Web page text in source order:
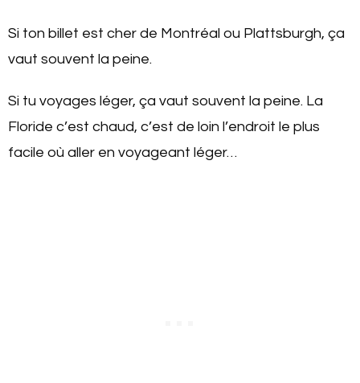
Si ton billet est cher de Montréal ou Plattsburgh, ça
vaut souvent la peine.
Si tu voyages léger, ça vaut souvent la peine. La
Floride c’est chaud, c’est de loin l’endroit le plus
facile où aller en voyageant léger…